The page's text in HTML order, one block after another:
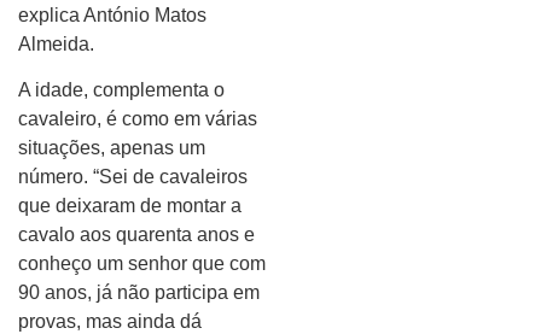
explica António Matos
Almeida.
A idade, complementa o
cavaleiro, é como em várias
situações, apenas um
número. “Sei de cavaleiros
que deixaram de montar a
cavalo aos quarenta anos e
conheço um senhor que com
90 anos, já não participa em
provas, mas ainda dá